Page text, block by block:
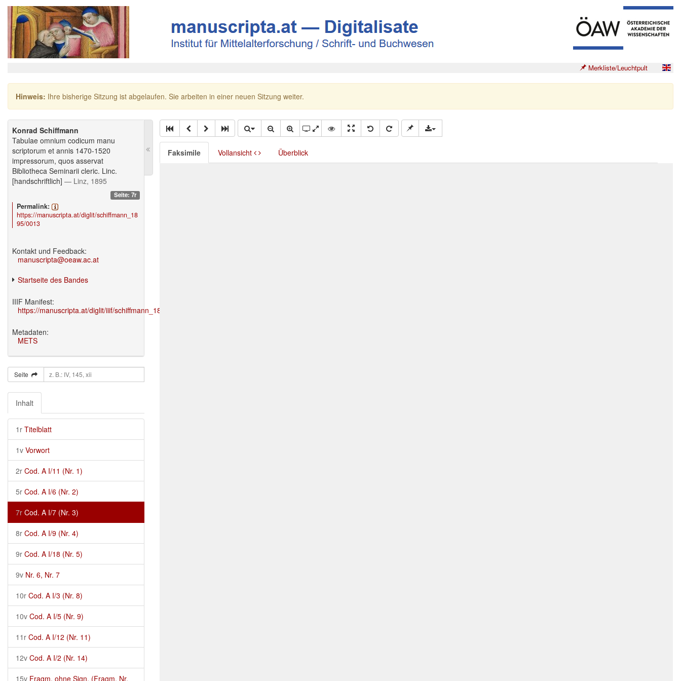
Merkliste/Leuchtpult
Hinweis: Ihre bisherige Sitzung ist abgelaufen. Sie arbeiten in einer neuen Sitzung weiter.
Konrad Schiffmann
Tabulae omnium codicum manu
scriptorum et annis 1470-1520
impressorum, quos asservat
Bibliotheca Seminarii cleric. Linc.
[handschriftlich] — Linz, 1895
Seite: 7r
Permalink:
https://manuscripta.at/diglit/schiffmann_18
95/0013
Kontakt und Feedback:
manuscripta@oeaw.ac.at
Startseite des Bandes
IIIF Manifest:
https://manuscripta.at/diglit/iiif/schiffmann_1895/manifest.json
Metadaten:
METS
Seite
Inhalt
1r Titelblatt
1v Vorwort
2r Cod. A I/11 (Nr. 1)
5r Cod. A I/6 (Nr. 2)
7r Cod. A I/7 (Nr. 3)
8r Cod. A I/9 (Nr. 4)
9r Cod. A I/18 (Nr. 5)
9v Nr. 6, Nr. 7
10r Cod. A I/3 (Nr. 8)
10v Cod. A I/5 (Nr. 9)
11r Cod. A I/12 (Nr. 11)
12v Cod. A I/2 (Nr. 14)
15v Fragm. ohne Sign. (Fragm. Nr.
Faksimile Vollansicht Überblick